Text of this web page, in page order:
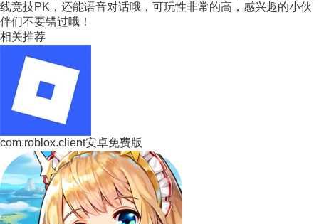
线竞技PK，还能语音对话哦，可玩性非常的高，感兴趣的小伙
伴们不要错过哦！
相关推荐
com.roblox.client安卓免费版